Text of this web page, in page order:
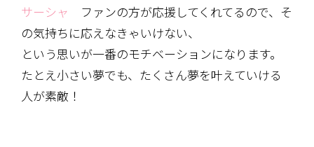
サーシャ ファンの方が応援してくれてるので、そ
の気持ちに応えなきゃいけない、
という思いが一番のモチベーションになります。
たとえ小さい夢でも、たくさん夢を叶えていける
人が素敵！